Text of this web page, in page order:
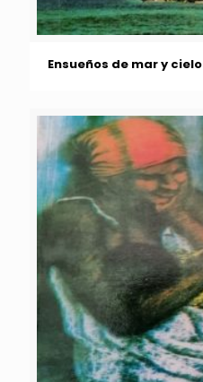
Ensueños de mar y cielo